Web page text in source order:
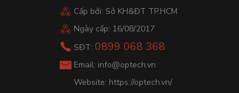
Cấp bởi: Sở KH&ĐT TP.HCM
Ngày cấp: 16/08/2017
SĐT: 0899 068 368
Email: info@optech.vn
Website: https://optech.vn/